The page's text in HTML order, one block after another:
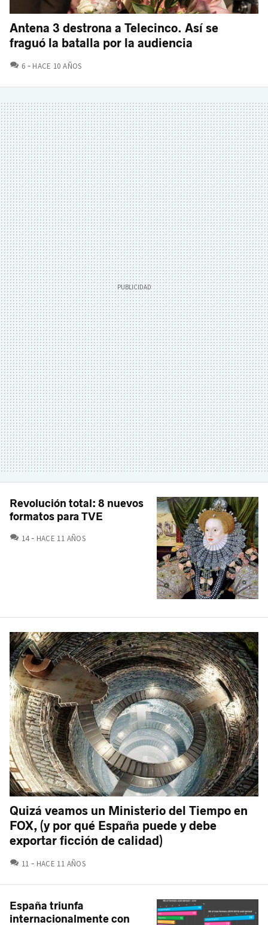
Antena 3 destrona a Telecinco. Así se
fraguó la batalla por la audiencia
6 COMENTARIOS
HACE 10 AÑOS
Revolución total: 8 nuevos
formatos para TVE
14 COMENTARIOS
HACE 11 AÑOS
Quizá veamos un Ministerio del Tiempo en
FOX, (y por qué España puede y debe
exportar ficción de calidad)
11 COMENTARIOS
HACE 11 AÑOS
España triunfa
internacionalmente con